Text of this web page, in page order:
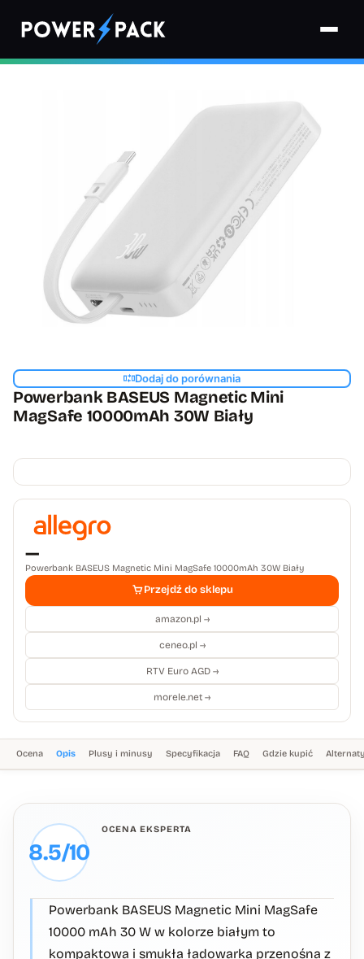
Strona główna›Powerbanki›
Powerbank BASEUS Magnetic Mini MagSafe 10000mAh 30W Biały
Dodaj do porównania
Powerbank BASEUS Magnetic Mini
MagSafe 10000mAh 30W Biały
—
Powerbank BASEUS Magnetic Mini MagSafe 10000mAh 30W Biały
Przejdź do sklepu
amazon.pl →
ceneo.pl →
RTV Euro AGD →
morele.net →
Ocena Opis Plusy i minusy Specyfikacja FAQ Gdzie kupić
8.5/10
OCENA EKSPERTA
Powerbank BASEUS Magnetic Mini MagSafe
10000 mAh 30 W w kolorze białym to
kompaktowa i smukła ładowarka przenośna z